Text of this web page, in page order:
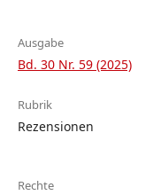
Ausgabe
Bd. 30 Nr. 59 (2025)
Rubrik
Rezensionen
Rechte